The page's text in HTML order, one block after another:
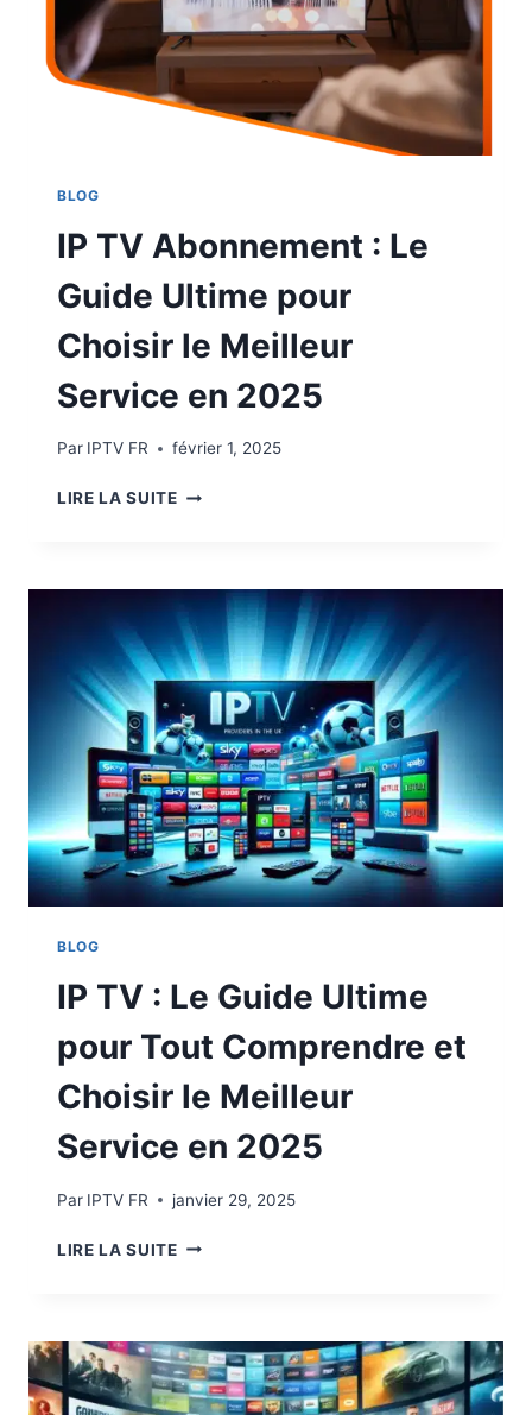
BLOG
IP TV Abonnement : Le
Guide Ultime pour
Choisir le Meilleur
Service en 2025
Par IPTV FR février 1, 2025
LIRE LA SUITE
BLOG
IP TV : Le Guide Ultime
pour Tout Comprendre et
Choisir le Meilleur
Service en 2025
Par IPTV FR janvier 29, 2025
LIRE LA SUITE